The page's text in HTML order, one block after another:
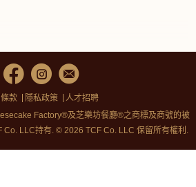
款 隱私政策
人才招聘
Factory®及芝樂坊餐廳®之商標及商號的被
Co. LLC持有. © 2026 TCF Co. LLC 保留所有權利.